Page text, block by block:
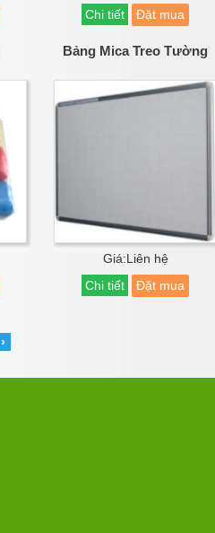
Chi tiết
Đặt mua
Bảng Mica Treo Tường
Giá:Liên hệ
Chi tiết
Đặt mua
›